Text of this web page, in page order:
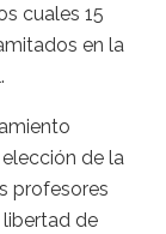
cuales 15
en la
elección de la
profesores
de